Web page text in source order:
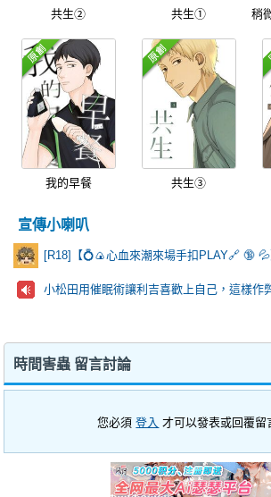
共生② 共生①
稍
我的早餐 共生③
宣傳小喇叭
小松田用催眠術讓利吉喜歡上自己，這樣作
時間害蟲 留言討論
您必須登入 才可以發表或回覆留